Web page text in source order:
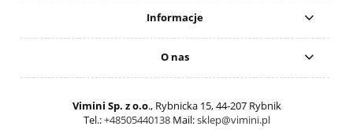
Informacje
O nas
Vimini Sp. z o.o., Rybnicka 15, 44-207 Rybnik
Tel.:+48505440138Mail:sklep@vimini.pl